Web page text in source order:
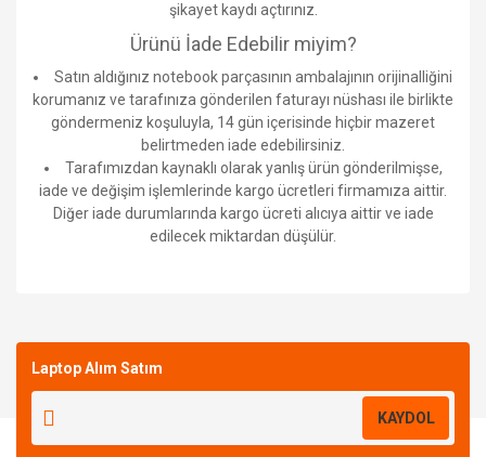
şikayet kaydı açtırınız.
Ürünü İade Edebilir miyim?
Satın aldığınız notebook parçasının ambalajının orijinalliğini
korumanız ve tarafınıza gönderilen faturayı nüshası ile birlikte
göndermeniz koşuluyla, 14 gün içerisinde hiçbir mazeret
belirtmeden iade edebilirsiniz.
Tarafımızdan kaynaklı olarak yanlış ürün gönderilmişse,
iade ve değişim işlemlerinde kargo ücretleri firmamıza aittir.
Diğer iade durumlarında kargo ücreti alıcıya aittir ve iade
edilecek miktardan düşülür.
Laptop Alım Satım
KAYDOL